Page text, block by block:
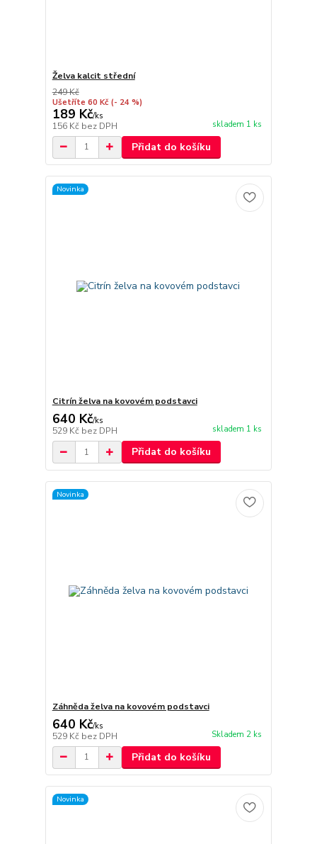
Želva kalcit střední
249 Kč
Ušetříte 60 Kč (- 24 %)
189 Kč/ks
156 Kč bez DPH skladem 1 ks
Přidat do košíku
Novinka
Citrín želva na kovovém podstavci
640 Kč/ks
529 Kč bez DPH skladem 1 ks
Přidat do košíku
Novinka
Záhněda želva na kovovém podstavci
640 Kč/ks
529 Kč bez DPH Skladem 2 ks
Přidat do košíku
Novinka